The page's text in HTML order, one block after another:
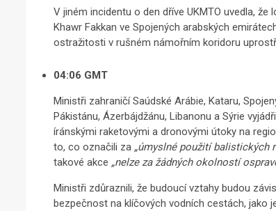
V jiném incidentu o den dříve UKMTO uvedla, že
Khawr Fakkan ve Spojených arabských
ostražitosti v rušném námořním koridoru
04:06 GMT
Ministři zahraničí Saúdské Arábie, Kataru,
Pákistánu, Ázerbájdžánu, Libanonu a Sýrie
íránskými raketovými a dronovými útoky na
to, co označili za „úmyslné použití balistických
takové akce „nelze za žádných okolností
Ministři zdůraznili, že budoucí vztahy budou
bezpečnost na klíčových vodních cestách, jako